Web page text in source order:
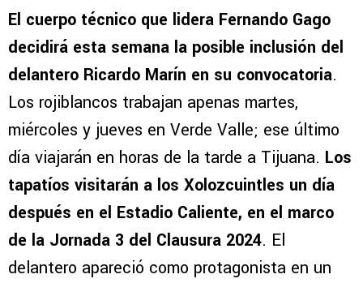
El cuerpo técnico que lidera Fernando Gago
decidirá esta semana la posible inclusión del
delantero Ricardo Marín en su convocatoria.
Los rojiblancos trabajan apenas martes,
miércoles y jueves en Verde Valle; ese último
día viajarán en horas de la tarde a Tijuana. Los
tapatíos visitarán a los Xolozcuintles un día
después en el Estadio Caliente, en el marco
de la Jornada 3 del Clausura 2024. El
delantero apareció como protagonista en un